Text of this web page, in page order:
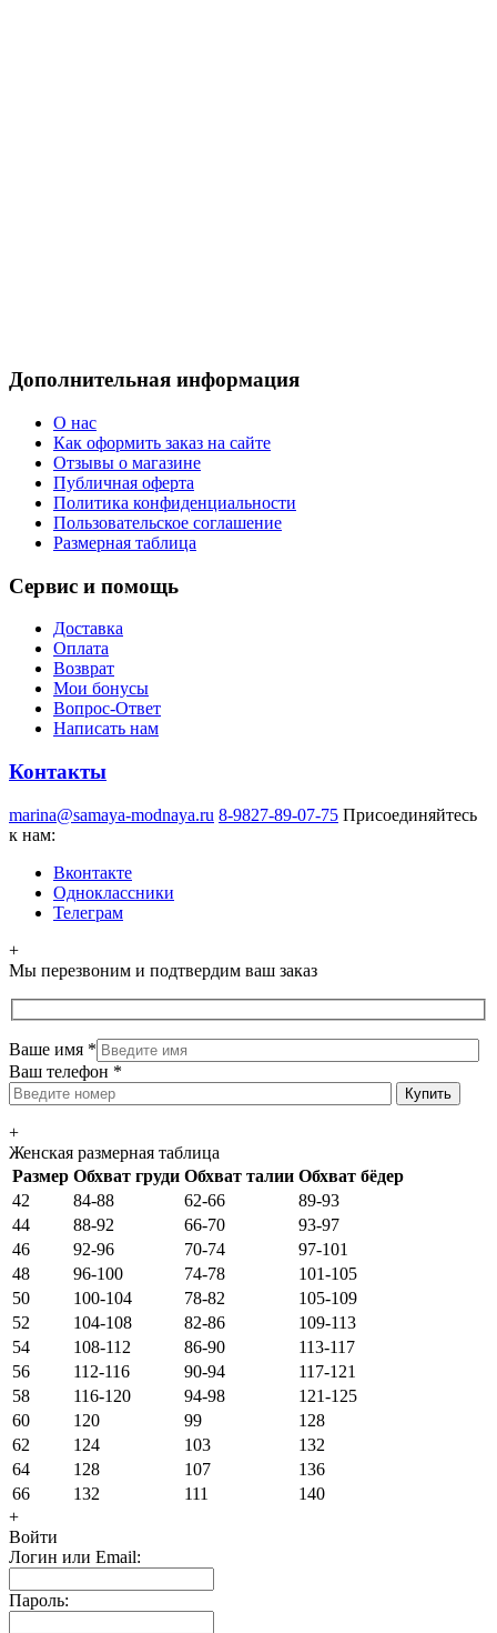
Дополнительная информация
О нас
Как оформить заказ на сайте
Отзывы о магазине
Публичная оферта
Политика конфиденциальности
Пользовательское соглашение
Размерная таблица
Сервис и помощь
Доставка
Оплата
Возврат
Мои бонусы
Вопрос-Ответ
Написать нам
Контакты
marina@samaya-modnaya.ru 8-9827-89-07-75 Присоединяйтесь
к нам:
Вконтакте
Одноклассники
Телеграм
+
Мы перезвоним и подтвердим ваш заказ
Ваше имя *
Ваш телефон *
+
Женская размерная таблица
Размер Обхват груди Обхват талии Обхват бёдер
42
84-88 62-66
89-93
44
88-92 66-70
93-97
46
92-96 70-74
97-101
48
96-100 74-78
101-105
50
100-104 78-82
105-109
52
104-108 82-86
109-113
54
108-112 86-90
113-117
56
112-116 90-94
117-121
58
116-120 94-98
121-125
60
120 99
128
62
124 103
132
64
128 107
136
66
132 111
140
+
Войти
Логин или Email:
Пароль: